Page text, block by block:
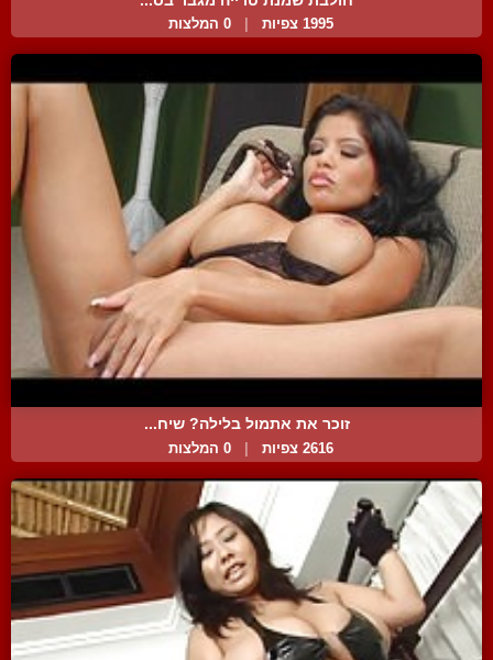
1995 צפיות 0 המלצות
זוכר את אתמול בלילה? שיח...
2616 צפיות 0 המלצות